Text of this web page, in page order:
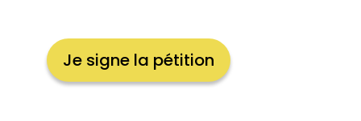
Je signe la pétition